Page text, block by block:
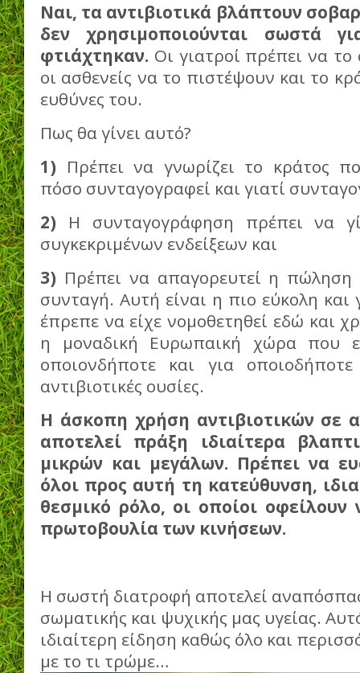
Ναι, τα αντιβιοτικά βλάπτουν
δεν χρησιμοποιούνται σωστά
φτιάχτηκαν. Οι γιατροί πρέπει να
οι ασθενείς να το πιστέψουν και το
ευθύνες του.
Πως θα γίνει αυτό?
1) Πρέπει να γνωρίζει το κράτος
πόσο συνταγογραφεί και γιατί
2) Η συνταγογράφηση πρέπει να
συγκεκριμένων ενδείξεων και
3) Πρέπει να απαγορευτεί η πώληση
συνταγή. Αυτή είναι η πιο εύκολη
έπρεπε να είχε νομοθετηθεί εδώ και
η μοναδική Ευρωπαική χώρα που
οποιονδήποτε και για
αντιβιοτικές ουσίες.
Η άσκοπη χρήση αντιβιοτικών σε
αποτελεί πράξη ιδιαίτερα
μικρών και μεγάλων. Πρέπει να
όλοι προς αυτή τη κατεύθυνση,
θεσμικό ρόλο, οι οποίοι
πρωτοβουλία των κινήσεων.
Η σωστή διατροφή αποτελεί
σωματικής και ψυχικής μας υγείας.
ιδιαίτερη είδηση καθώς όλο και
με το τι τρώμε…